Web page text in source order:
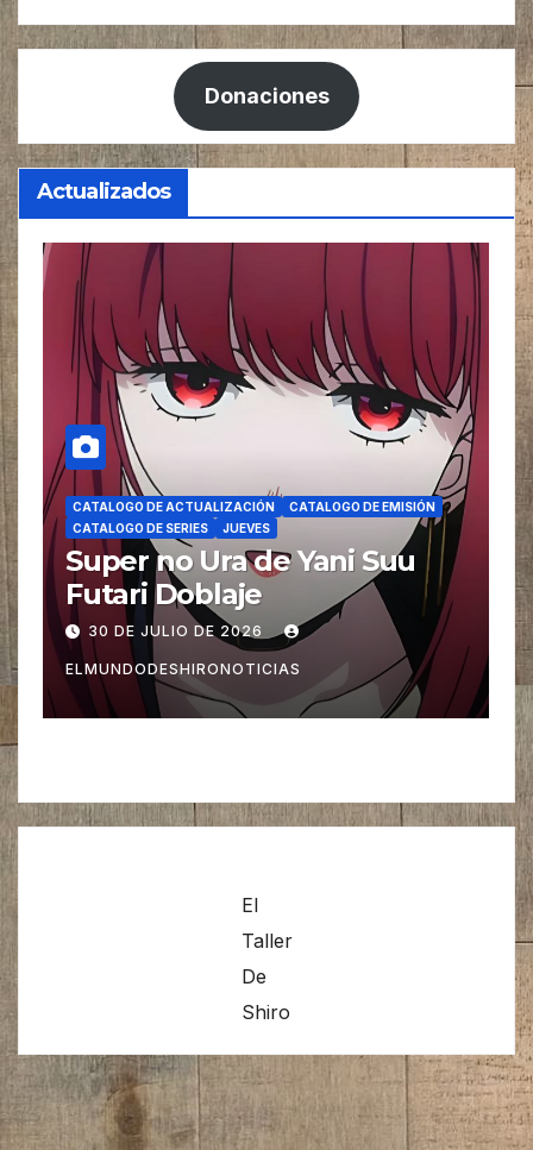
Donaciones
Actualizados
CATALOGO DE ACTUALIZACIÓN
CATALOGO DE EMISIÓN
CATALOGO DE SERIES
JUEVES
Super no Ura de Yani Suu
Futari Doblaje
30 DE JULIO DE 2026
ELMUNDODESHIRONOTICIAS
El
Taller
De
Shiro